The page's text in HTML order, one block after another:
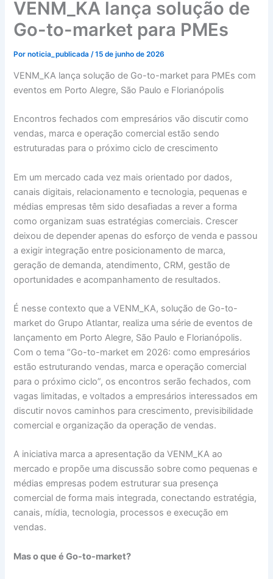
VENM_KA lança solução de
Go-to-market para PMEs
Pornoticia_publicada /15 de junho de 2026
VENM_KA lança solução de Go-to-market para PMEs com
eventos em Porto Alegre, São Paulo e Florianópolis
Encontros fechados com empresários vão discutir como
vendas, marca e operação comercial estão sendo
estruturadas para o próximo ciclo de crescimento
Em um mercado cada vez mais orientado por dados,
canais digitais, relacionamento e tecnologia, pequenas e
médias empresas têm sido desafiadas a rever a forma
como organizam suas estratégias comerciais. Crescer
deixou de depender apenas do esforço de venda e passou
a exigir integração entre posicionamento de marca,
geração de demanda, atendimento, CRM, gestão de
oportunidades e acompanhamento de resultados.
É nesse contexto que a VENM_KA, solução de Go-to-
market do Grupo Atlantar, realiza uma série de eventos de
lançamento em Porto Alegre, São Paulo e Florianópolis.
Com o tema “Go-to-market em 2026: como empresários
estão estruturando vendas, marca e operação comercial
para o próximo ciclo”, os encontros serão fechados, com
vagas limitadas, e voltados a empresários interessados em
discutir novos caminhos para crescimento, previsibilidade
comercial e organização da operação de vendas.
A iniciativa marca a apresentação da VENM_KA ao
mercado e propõe uma discussão sobre como pequenas e
médias empresas podem estruturar sua presença
comercial de forma mais integrada, conectando estratégia,
canais, mídia, tecnologia, processos e execução em
vendas.
Mas o que é Go-to-market?